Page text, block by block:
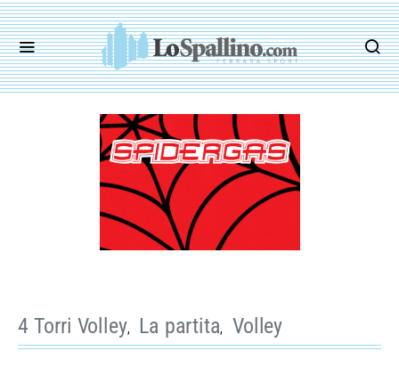
4 Torri Volley La partita Volley